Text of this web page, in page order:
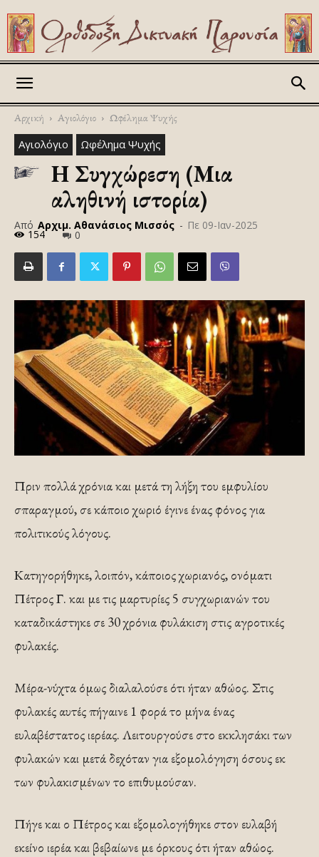
Αρχική Αγιολόγιο Ωφέλημα Ψυχής
Αγιολόγιο Ωφέλημα Ψυχής
Η Συγχώρεση (Μια
αληθινή ιστορία)
Από Αρχιμ. Αθανάσιος Μισσός - Πε 09-Ιαν-2025
154 0
Πριν πολλά χρόνια και μετά τη λήξη του εμφυλίου
σπαραγμού, σε κάποιο χωριό έγινε ένας φόνος για
πολιτικούς λόγους.
Κατηγορήθηκε, λοιπόν, κάποιος χωριανός, ονόματι
Πέτρος Γ. και με τις μαρτυρίες 5 συγχωριανών του
καταδικάστηκε σε 30 χρόνια φυλάκιση στις αγροτικές
φυλακές.
Μέρα-νύχτα όμως διαλαλούσε ότι ήταν αθώος. Στις
φυλακές αυτές πήγαινε 1 φορά το μήνα ένας
ευλαβέστατος ιερέας. Λειτουργούσε στο εκκλησάκι των
φυλακών και μετά δεχόταν για εξομολόγηση όσους εκ
των φυλακισμένων το επιθυμούσαν.
Πήγε και ο Πέτρος και εξομολογήθηκε στον ευλαβή
εκείνο ιερέα και βεβαίωνε με όρκους ότι ήταν αθώος.